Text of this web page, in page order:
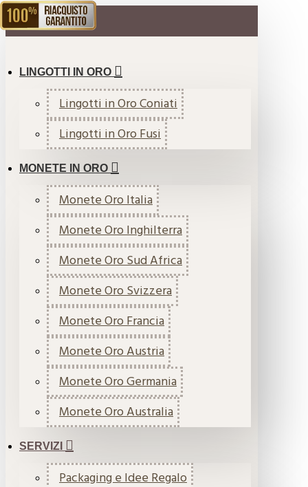
MENU
LINGOTTI IN ORO
Lingotti in Oro Coniati
Lingotti in Oro Fusi
MONETE IN ORO
Monete Oro Italia
Monete Oro Inghilterra
Monete Oro Sud Africa
Monete Oro Svizzera
Monete Oro Francia
Monete Oro Austria
Monete Oro Germania
Monete Oro Australia
SERVIZI
Packaging e Idee Regalo
RIACQUISTO GARANTITO